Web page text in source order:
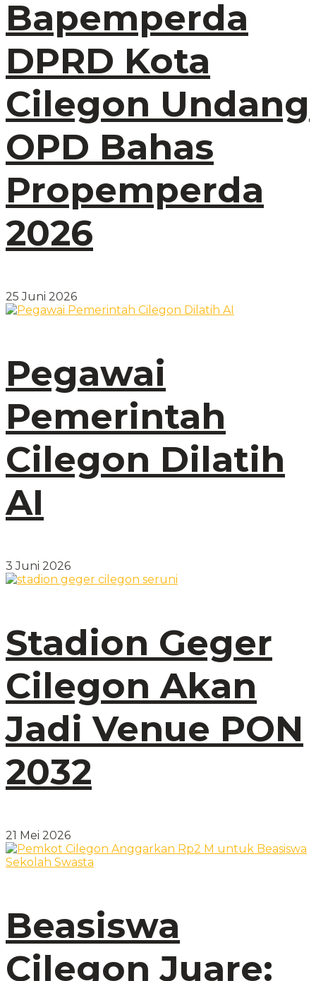
Bapemperda
DPRD Kota
Cilegon Undang
OPD Bahas
Propemperda
2026
25 Juni 2026
Pegawai
Pemerintah
Cilegon Dilatih
AI
3 Juni 2026
Stadion Geger
Cilegon Akan
Jadi Venue PON
2032
21 Mei 2026
Beasiswa
Cilegon Juare: